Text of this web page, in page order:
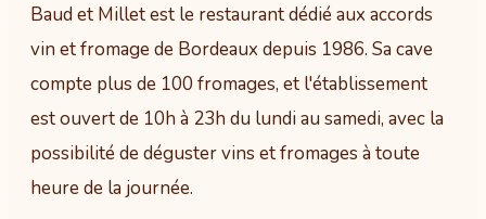
Baud et Millet est le restaurant dédié aux accords
vin et fromage de Bordeaux depuis 1986. Sa cave
compte plus de 100 fromages, et l'établissement
est ouvert de 10h à 23h du lundi au samedi, avec la
possibilité de déguster vins et fromages à toute
heure de la journée.